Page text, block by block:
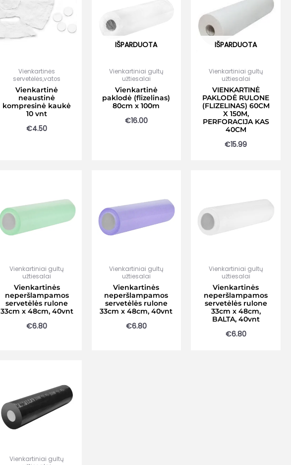
Vienkartinės
servetėlės,vatos
Vienkartinė
neaustinė
kompresinė kaukė
10 vnt
€4.50
IŠPARDUOTA
Vienkartiniai gultų
užtiesalai
Vienkartinė
paklodė (flizelinas)
80cm x 100m
€16.00
IŠPARDUOTA
Vienkartiniai gultų
užtiesalai
VIENKARTINĖ
PAKLODĖ RULONE
(FLIZELINAS) 60CM
X 150M,
PERFORACIJA KAS
40CM
€15.99
Vienkartiniai gultų
užtiesalai
Vienkartinės
neperšlampamos
servetėlės rulone
33cm x 48cm, 40vnt
€6.80
Vienkartiniai gultų
užtiesalai
Vienkartinės
neperšlampamos
servetėlės rulone
33cm x 48cm, 40vnt
€6.80
Vienkartiniai gultų
užtiesalai
Vienkartinės
neperšlampamos
servetėlės rulone
33cm x 48cm,
BALTA, 40vnt
€6.80
Vienkartiniai gultų